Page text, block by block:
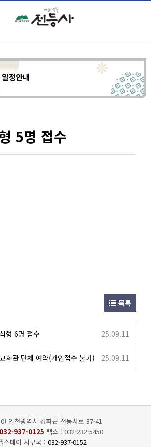
일정안내
5명 접수
목록
형 6명 접수 25.09.11
회관 단체 예약(개인접수 불가) 25.09.11
인천광역시 강화군 전등사로 37-41
032-937-0125 팩스 : 032-232-5450
스테이 사무국 : 032-937-0152